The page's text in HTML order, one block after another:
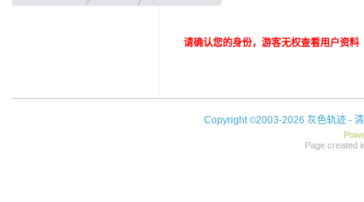
请确认您的身份，游客无权查看用户资料
Copyright©2003-2026 灰色轨迹 -
Page created